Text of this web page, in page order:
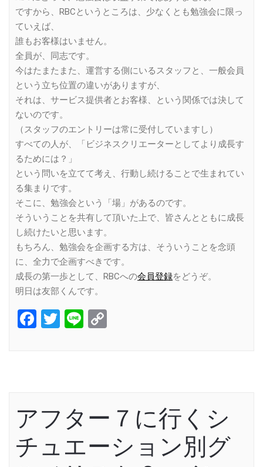
ですから、RBCというところは、少なくとも勉強会に限っ
ていえば、
誰もお客様はいません。
全員が、同志です。
今はたまたまた、運営する側にいるスタッフと、一般会員
という立ち位置の違いがありますが、
それは、サービス提供者とお客様、という関係では決して
ないのです。
（スタッフのエントリーは常に受付していますし）
すべての人が、「ビジネスクリエーターとしてより成長す
るためには？」
という問いを立てて考え、行動し続けることで生まれてい
る集まりです。
そこに、勉強会という「場」があるのです。
そういうことを共有して頂いた上で、皆さんとともに成長
し続けたいと思います。
もちろん、勉強会を企画する方は、そういうことを念頭
に、全力で企画すべきです。
成長の第一歩として、RBCへの会員登録をどうぞ。
明日は友部くんです。
Facebook
Twitter
Line
アフター７に行くシ
チュエーション別グ